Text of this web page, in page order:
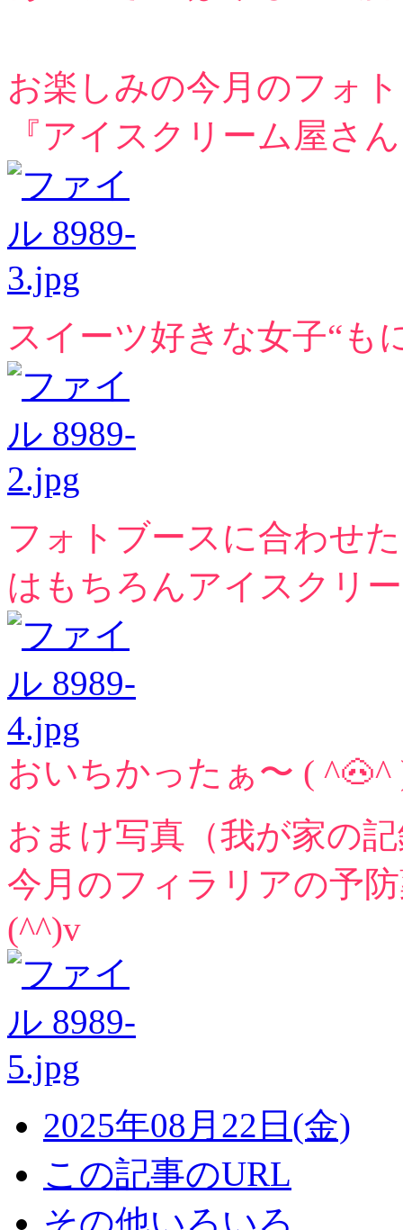
お楽しみの今月のフォ
『アイスクリーム屋さ
スイーツ好きな女子“も
フォトブースに合わせ
はもちろんアイスクリ
おいちかったぁ〜 ( ^🐽^
おまけ写真（我が家の
今月のフィラリアの予
(^^)v
2025年08月22日(金)
この記事のURL